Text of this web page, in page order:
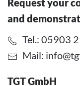
Request your
and
Tel.: 05903
Mail:
TGT GmbH